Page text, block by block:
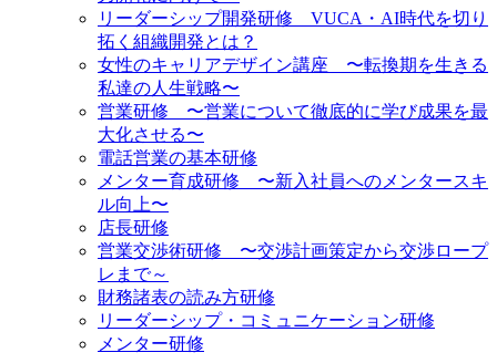
リーダーシップ開発研修 VUCA・AI時代を切り
拓く組織開発とは？
女性のキャリアデザイン講座 〜転換期を生きる
私達の人生戦略〜
営業研修 〜営業について徹底的に学び成果を最
大化させる〜
電話営業の基本研修
メンター育成研修 〜新入社員へのメンタースキ
ル向上〜
店長研修
営業交渉術研修 〜交渉計画策定から交渉ロープ
レまで～
財務諸表の読み方研修
リーダーシップ・コミュニケーション研修
メンター研修